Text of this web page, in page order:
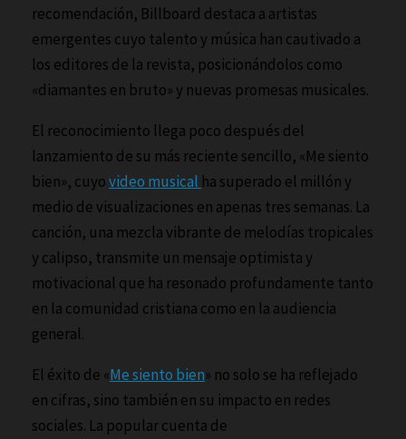
recomendación, Billboard destaca a artistas
emergentes cuyo talento y música han cautivado a
los editores de la revista, posicionándolos como
«diamantes en bruto» y nuevas promesas musicales.
El reconocimiento llega poco después del
lanzamiento de su más reciente sencillo, «Me siento
bien», cuyovideo musical ha superado el millón y
medio de visualizaciones en apenas tres semanas. La
canción, una mezcla vibrante de melodías tropicales
y calipso, transmite un mensaje optimista y
motivacional que ha resonado profundamente tanto
en la comunidad cristiana como en la audiencia
general.
El éxito de «Me siento bien» no solo se ha reflejado
en cifras, sino también en su impacto en redes
sociales. La popular cuenta de